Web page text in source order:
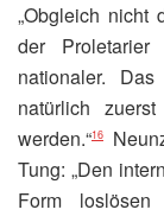
„Obgleich nicht
der
nationaler.
natürlich
werden.“16
Tung: „Den
Form